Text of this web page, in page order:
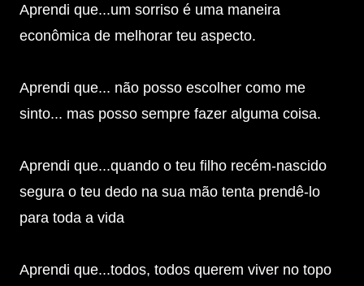
Aprendi que...um sorriso é uma maneira
econômica de melhorar teu aspecto.
Aprendi que... não posso escolher como me
sinto... mas posso sempre fazer alguma coisa.
Aprendi que...quando o teu filho recém-nascido
segura o teu dedo na sua mão tenta prendê-lo
para toda a vida
Aprendi que...todos, todos querem viver no topo